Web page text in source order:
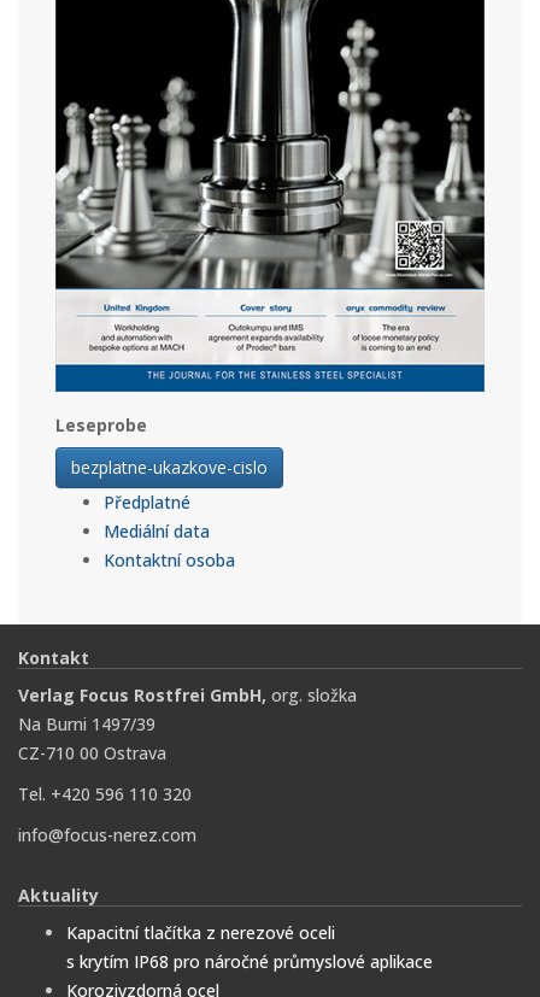
Leseprobe
bezplatne-ukazkove-cislo
Předplatné
Mediální data
Kontaktní osoba
Kontakt
Verlag Focus Rostfrei GmbH, org. složka
Na Burni 1497/39
CZ-710 00 Ostrava
Tel. +420 596 110 320
info@focus-nerez.com
Aktuality
Kapacitní tlačítka z nerezové oceli
s krytím IP68 pro náročné průmyslové aplikace
Korozivzdorná ocel